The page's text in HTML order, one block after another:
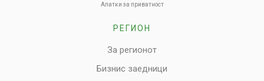
Алатки за приватност
РЕГИОН
За регионот
Бизнис заедници